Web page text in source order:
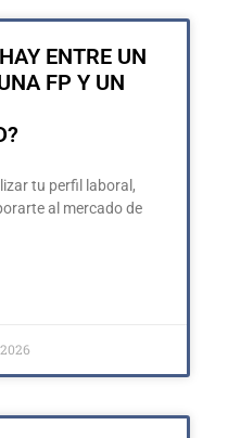
ENTRE UN
FP Y UN
tu perfil laboral,
al mercado de